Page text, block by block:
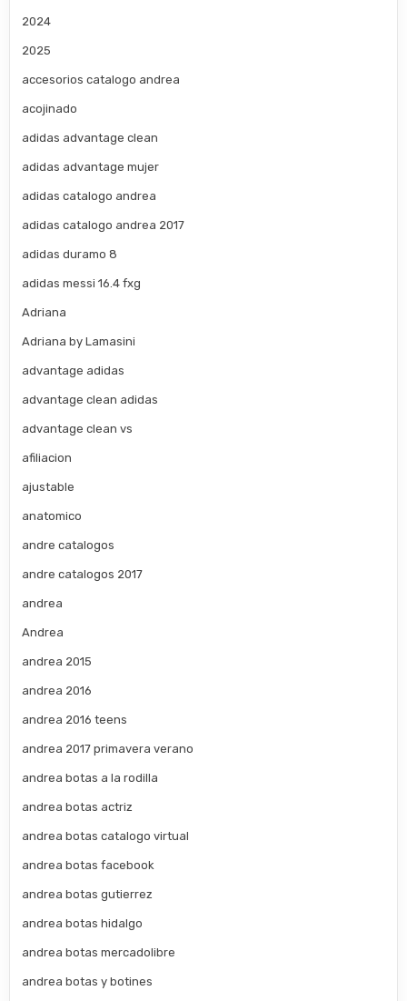
2024
2025
accesorios catalogo andrea
acojinado
adidas advantage clean
adidas advantage mujer
adidas catalogo andrea
adidas catalogo andrea 2017
adidas duramo 8
adidas messi 16.4 fxg
Adriana
Adriana by Lamasini
advantage adidas
advantage clean adidas
advantage clean vs
afiliacion
ajustable
anatomico
andre catalogos
andre catalogos 2017
andrea
Andrea
andrea 2015
andrea 2016
andrea 2016 teens
andrea 2017 primavera verano
andrea botas a la rodilla
andrea botas actriz
andrea botas catalogo virtual
andrea botas facebook
andrea botas gutierrez
andrea botas hidalgo
andrea botas mercadolibre
andrea botas y botines